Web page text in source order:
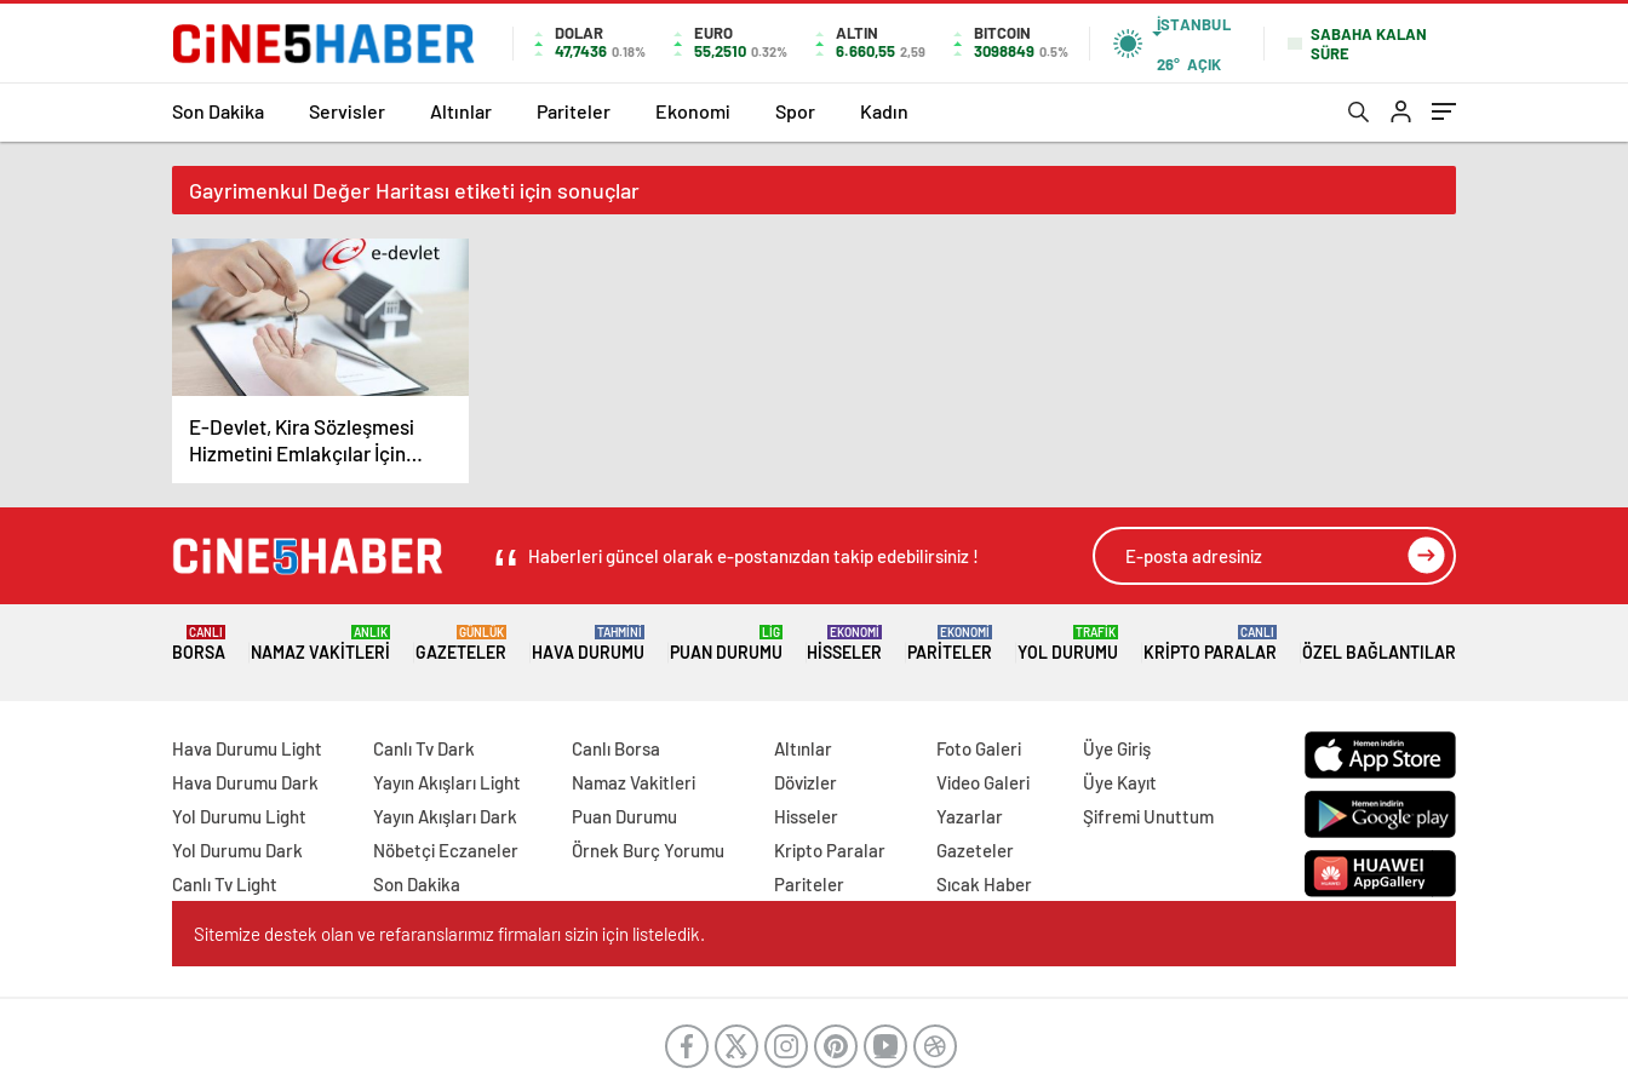
DOLAR
47,7436 0.18%
EURO
55,2510 0.32%
ALTIN
6.660,55 2,59
BITCOIN
3098849 0.5%
İSTANBUL
26° AÇIK
SABAHA KALAN
SÜRE
Son Dakika Servisler Altınlar Pariteler Ekonomi Spor Kadın
Gayrimenkul Değer Haritası etiketi için sonuçlar
E-Devlet, Kira Sözleşmesi
Hizmetini Emlakçılar İçin
Devreye Aldı
Haberleri güncel olarak e-postanızdan takip edebilirsiniz !
BORSA
CANLI
NAMAZ VAKITLERI
ANLIK
GAZETELER
GÜNLÜK
HAVA DURUMU
TAHMİNİ
PUAN DURUMU
LİG
HISSELER
EKONOMİ
PARITELER
EKONOMİ
YOL DURUMU
TRAFİK
KRIPTO PARALAR
CANLI
ÖZEL BAĞLANTILAR
Hava Durumu Light
Hava Durumu Dark
Yol Durumu Light
Yol Durumu Dark
Canlı Tv Light
Canlı Tv Dark
Yayın Akışları Light
Yayın Akışları Dark
Nöbetçi Eczaneler
Son Dakika
Canlı Borsa
Namaz Vakitleri
Puan Durumu
Örnek Burç Yorumu
Altınlar
Dövizler
Hisseler
Kripto Paralar
Pariteler
Foto Galeri
Video Galeri
Yazarlar
Gazeteler
Sıcak Haber
Üye Giriş
Üye Kayıt
Şifremi Unuttum
Sitemize destek olan ve refaranslarımız firmaları sizin için listeledik.